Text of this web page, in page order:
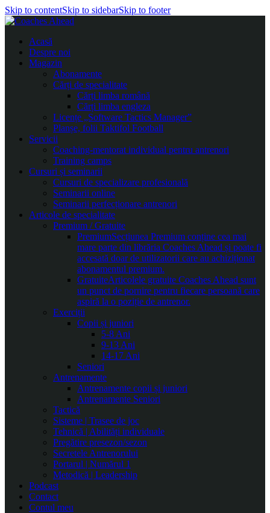
Skip to contentSkip to sidebarSkip to footer
Acasă
Despre noi
Magazin
Abonamente
Cărți de specialitate
Cărți limba română
Cărți limba engleza
Licențe „Software Tactics Manager”
Planșe, folii Taktifol Football
Servicii
Coaching-mentorat individual pentru antrenori
Training camps
Cursuri și seminarii
Cursuri de specializare profesională
Seminarii online
Seminarii perfecționare antrenori
Articole de specialitate
Premium / Gratuite
PremiumSecțiunea Premium conține cea mai
mare parte din librăria Coaches Ahead și poate fi
accesată doar de utilizatorii care au achiziționat
abonamentul premium.
GratuiteArticolele gratuite Coaches Ahead sunt
un punct de pornire pentru fiecare persoană care
aspiră la o poziție de antrenor.
Exerciții
Copii și juniori
5-8 Ani
9-13 Ani
14-17 Ani
Seniori
Antrenamente
Antrenamente copii și juniori
Antrenamente Seniori
Tactică
Sisteme | Trasee de joc
Tehnică | Abilități individuale
Pregătire presezon/sezon
Secretele Antrenorului
Portarul | Numărul 1
Metodică | Leadership
Podcast
Contact
Contul meu